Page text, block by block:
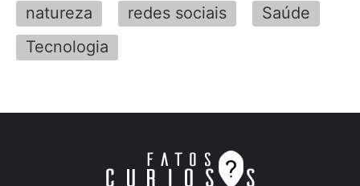
natureza
redes sociais
Saúde
Tecnologia